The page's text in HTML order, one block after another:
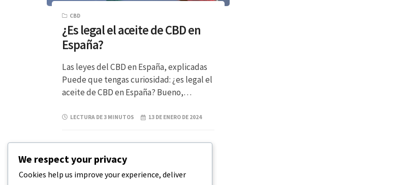
CBD
¿Es legal el aceite de CBD en
España?
Las leyes del CBD en España, explicadas
Puede que tengas curiosidad: ¿es legal el
aceite de CBD en España? Bueno,…
LECTURA DE 3 MINUTOS 13 DE ENERO DE 2024
We respect your privacy
Cookies help us improve your experience, deliver